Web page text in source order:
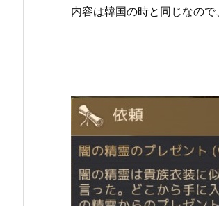
内容は韓国の時と同じなの